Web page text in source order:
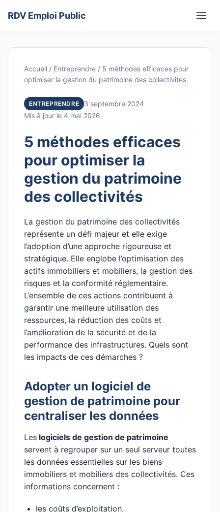
RDV Emploi Public
Accueil / Entreprendre / 5 méthodes efficaces pour
optimiser la gestion du patrimoine des collectivités
ENTREPRENDRE
3 septembre 2024
Mis à jour le 4 mai 2026
5 méthodes efficaces
pour optimiser la
gestion du patrimoine
des collectivités
La gestion du patrimoine des collectivités
représente un défi majeur et elle exige
l’adoption d’une approche rigoureuse et
stratégique. Elle englobe l’optimisation des
actifs immobiliers et mobiliers, la gestion des
risques et la conformité réglementaire.
L’ensemble de ces actions contribuent à
garantir une meilleure utilisation des
ressources, la réduction des coûts et
l’amélioration de la sécurité et de la
performance des infrastructures. Quels sont
les impacts de ces démarches ?
Adopter un logiciel de
gestion de patrimoine pour
centraliser les données
Les logiciels de gestion de patrimoine
servent à regrouper sur un seul serveur toutes
les données essentielles sur les biens
immobiliers et mobiliers des collectivités. Ces
informations concernent :
les coûts d’exploitation,